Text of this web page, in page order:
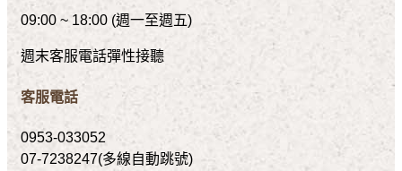
09:00 ~ 18:00 (週一至週五)
週末客服電話彈性接聽
客服電話
0953-033052
07-7238247(多線自動跳號)